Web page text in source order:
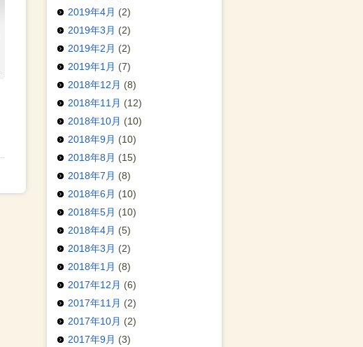
2019年4月 (2)
2019年3月 (2)
2019年2月 (2)
2019年1月 (7)
2018年12月 (8)
2018年11月 (12)
2018年10月 (10)
2018年9月 (10)
2018年8月 (15)
2018年7月 (8)
2018年6月 (10)
2018年5月 (10)
2018年4月 (5)
2018年3月 (2)
2018年1月 (8)
2017年12月 (6)
2017年11月 (2)
2017年10月 (2)
2017年9月 (3)